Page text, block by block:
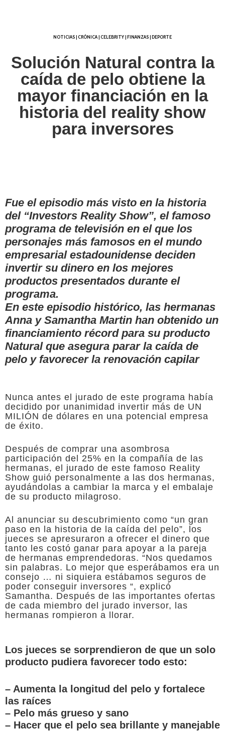
NOTICIAS |CRÓNICA |CELEBRITY |FINANZAS |DEPORTE
Solución Natural contra la
caída de pelo obtiene la
mayor financiación en la
historia del reality show
para inversores
Fue el episodio más visto en la historia
del “Investors Reality Show”, el famoso
programa de televisión en el que los
personajes más famosos en el mundo
empresarial estadounidense deciden
invertir su dinero en los mejores
productos presentados durante el
programa.
En este episodio histórico, las hermanas
Anna y Samantha Martin han obtenido un
financiamiento récord para su producto
Natural que asegura parar la caída de
pelo y favorecer la renovación capilar
Nunca antes el jurado de este programa había
decidido por unanimidad invertir más de UN
MILIÓN de dólares en una potencial empresa
de éxito.
Después de comprar una asombrosa
participación del 25% en la compañía de las
hermanas, el jurado de este famoso Reality
Show guió personalmente a las dos hermanas,
ayudándolas a cambiar la marca y el embalaje
de su producto milagroso.
Al anunciar su descubrimiento como “un gran
paso en la historia de la caída del pelo”, los
jueces se apresuraron a ofrecer el dinero que
tanto les costó ganar para apoyar a la pareja
de hermanas emprendedoras. “Nos quedamos
sin palabras. Lo mejor que esperábamos era un
consejo … ni siquiera estábamos seguros de
poder conseguir inversores “, explicó
Samantha. Después de las importantes ofertas
de cada miembro del jurado inversor, las
hermanas rompieron a llorar.
Los jueces se sorprendieron de que un solo
producto pudiera favorecer todo esto:
– Aumenta la longitud del pelo y fortalece
las raíces
– Pelo más grueso y sano
– Hacer que el pelo sea brillante y manejable